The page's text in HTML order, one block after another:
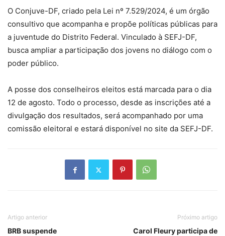
O Conjuve-DF, criado pela Lei nº 7.529/2024, é um órgão
consultivo que acompanha e propõe políticas públicas para
a juventude do Distrito Federal. Vinculado à SEFJ-DF,
busca ampliar a participação dos jovens no diálogo com o
poder público.
A posse dos conselheiros eleitos está marcada para o dia
12 de agosto. Todo o processo, desde as inscrições até a
divulgação dos resultados, será acompanhado por uma
comissão eleitoral e estará disponível no site da SEFJ-DF.
Artigo anterior
BRB suspende
Próximo artigo
Carol Fleury participa de